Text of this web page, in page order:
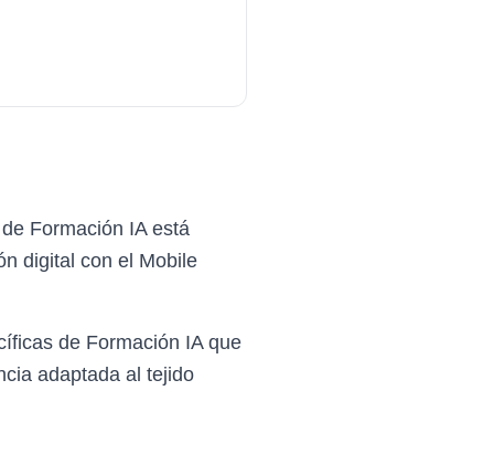
Formación IA está
digital con el Mobile
de Formación IA que
adaptada al tejido